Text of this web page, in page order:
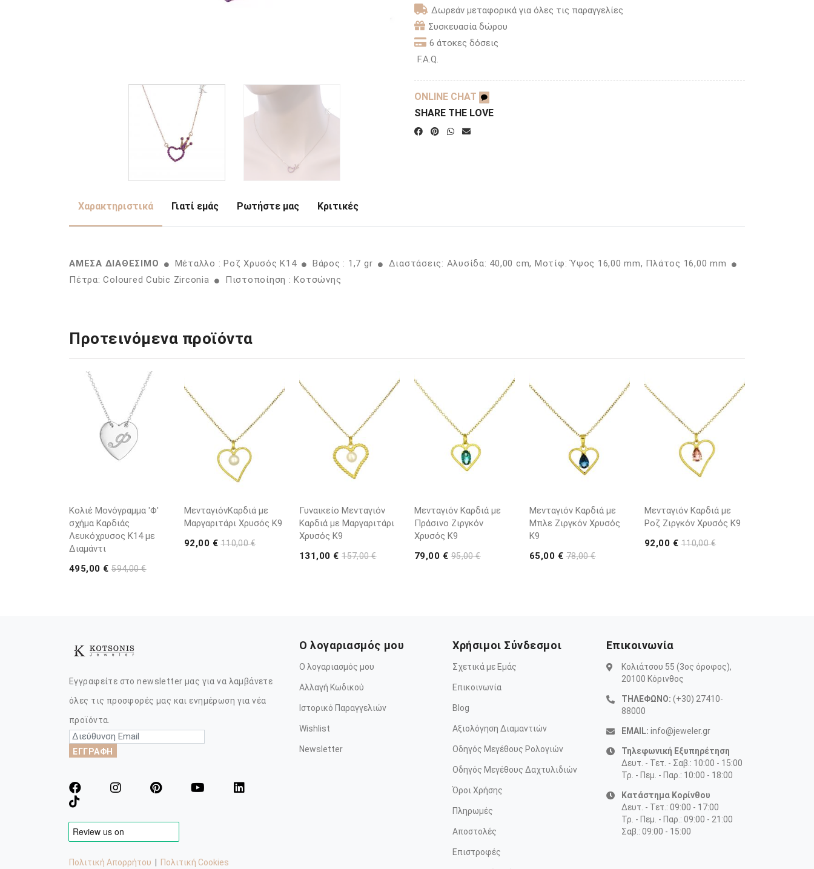
Δωρεάν μεταφορικά για όλες τις παραγγελίες
Συσκευασία δώρου
6 άτοκες δόσεις
F.A.Q.
ONLINE CHAT
SHARE THE LOVE
Χαρακτηριστικά Γιατί εμάς Ρωτήστε μας Κριτικές
ΑΜΕΣΑ ΔΙΑΘΕΣΙΜΟ Μέταλλο : Ροζ Χρυσός K14 Βάρος : 1,7 gr
Διαστάσεις: Αλυσίδα: 40,00 cm, Μοτίφ: Ύψος 16,00 mm, Πλάτος 16,00 mm
Πέτρα: Coloured Cubic Zirconia
Πιστοποίηση : Κοτσώνης
Προτεινόμενα προϊόντα
Κολιέ Μονόγραμμα 'Φ'
σχήμα Καρδιάς
Λευκόχρυσος K14 με
Διαμάντι
495,00 €594,00 €
ΜενταγιόνΚαρδιά με
Μαργαριτάρι Χρυσός K9
92,00 €110,00 €
Γυναικείο Μενταγιόν
Καρδιά με Μαργαριτάρι
Χρυσός K9
131,00 €157,00 €
Μενταγιόν Καρδιά με
Πράσινο Ζιργκόν
Χρυσός K9
79,00 €95,00 €
Μενταγιόν Καρδιά με
Μπλε Ζιργκόν Χρυσός
K9
65,00 €78,00 €
Μενταγιόν Καρδιά με
Ροζ Ζιργκόν Χρυσός K9
92,00 €110,00 €
Εγγραφείτε στο newsletter μας για να λαμβάνετε
όλες τις προσφορές μας και ενημέρωση για νέα
προϊόντα.
ΕΓΓΡΑΦΗ
Πολιτική Απορρήτου Πολιτική Cookies
Ο λογαριασμός μου
Ο λογαριασμός μου
Αλλαγή Κωδικού
Ιστορικό Παραγγελιών
Wishlist
Newsletter
Χρήσιμοι Σύνδεσμοι
Σχετικά με Εμάς
Επικοινωνία
Blog
Αξιολόγηση Διαμαντιών
Οδηγός Μεγέθους Ρολογιών
Οδηγός Μεγέθους Δαχτυλιδιών
Όροι Χρήσης
Πληρωμές
Αποστολές
Επιστροφές
Επικοινωνία
Κολιάτσου 55 (3ος όροφος),
20100 Κόρινθος
ΤΗΛΕΦΩΝΟ: (+30) 27410-
88000
EMAIL: info@jeweler.gr
Τηλεφωνική Εξυπηρέτηση
Δευτ. - Τετ. - Σαβ.: 10:00 - 15:00
Τρ. - Πεμ. - Παρ.: 10:00 - 18:00
Κατάστημα Κορίνθου
Δευτ. - Τετ.: 09:00 - 17:00
Τρ. - Πεμ. - Παρ.: 09:00 - 21:00
Σαβ.: 09:00 - 15:00